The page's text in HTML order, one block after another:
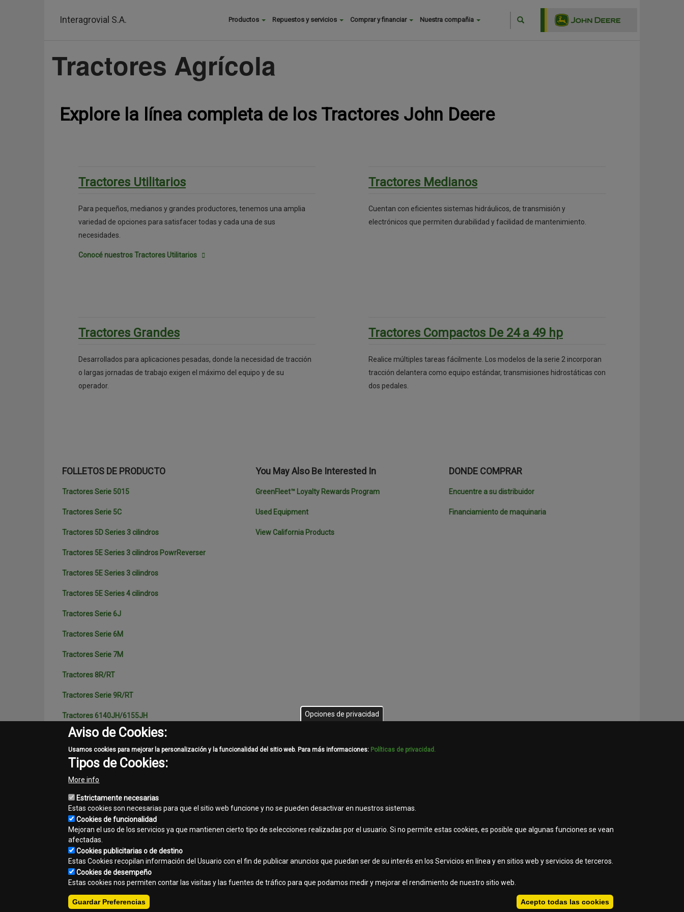
Interagrovial S.A. Search
Buscar Buscar
Productos Repuestos y servicios Comprar y financiar Nuestra compañia
Tractores Agrícola
Explore la línea completa de los Tractores John Deere
Tractores Utilitarios
Para pequeños, medianos y grandes productores, tenemos una amplia
variedad de opciones para satisfacer todas y cada una de sus
necesidades.
Conocé nuestros Tractores Utilitarios
Tractores Medianos
Cuentan con eficientes sistemas hidráulicos, de transmisión y
electrónicos que permiten durabilidad y facilidad de mantenimiento.
Tractores Grandes
Desarrollados para aplicaciones pesadas, donde la necesidad de tracción
o largas jornadas de trabajo exigen el máximo del equipo y de su
operador.
Tractores Compactos De 24 a 49 hp
Realice múltiples tareas fácilmente. Los modelos de la serie 2 incorporan
tracción delantera como equipo estándar, transmisiones hidrostáticas con
dos pedales.
FOLLETOS DE PRODUCTO
Tractores Serie 5015
Tractores Serie 5C
Tractores 5D Series 3 cilindros
Tractores 5E Series 3 cilindros PowrReverser
Tractores 5E Series 3 cilindros
Tractores 5E Series 4 cilindros
Tractores Serie 6J
Tractores Serie 6M
Tractores Serie 7M
Tractores 8R/RT
Tractores Serie 9R/RT
Tractores 6140JH/6155JH
Tractores Serie 1
Tractores Serie 2
Tractores Serie 3
Tractores Serie 4
You May Also Be Interested In
GreenFleet™ Loyalty Rewards Program
Used Equipment
View California Products
DONDE COMPRAR
Encuentre a su distribuidor
Financiamiento de maquinaria
template-
Footer
menu
Contacto Mapa del sitio Normas de privacidad
Copyright © 2026 - Interagrovial S.A.. Todos los derechos reservados.
Opciones de privacidad
Aviso de Cookies:
Usamos cookies para mejorar la personalización y la funcionalidad del sitio web. Para más informaciones: Políticas de privacidad.
Tipos de Cookies:
More info
Estrictamente necesarias
Estas cookies son necesarias para que el sitio web funcione y no se pueden desactivar en nuestros sistemas.
Cookies de funcionalidad
Mejoran el uso de los servicios ya que mantienen cierto tipo de selecciones realizadas por el usuario. Si no permite estas cookies, es posible que algunas funciones se vean
afectadas.
Cookies publicitarias o de destino
Estas Cookies recopilan información del Usuario con el fin de publicar anuncios que puedan ser de su interés en los Servicios en línea y en sitios web y servicios de terceros.
Cookies de desempeño
Estas cookies nos permiten contar las visitas y las fuentes de tráfico para que podamos medir y mejorar el rendimiento de nuestro sitio web.
Guardar Preferencias Acepto todas las cookies